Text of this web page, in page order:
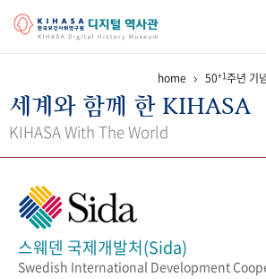
걸어온 길 기관 변천사 역대 기관장
정책과 연구 키워드로 보는 연구 역사
간행물 변천사
home 50+1주년 기
세계와 함께 한 KIHASA
KIHASA With The World
스웨덴 국제개발처(Sida)
Swedish International Development